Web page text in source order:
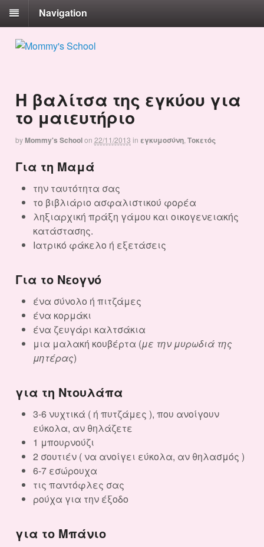
Navigation
Η βαλίτσα της εγκύου για
το μαιευτήριο
byMommy's Schoolon 22/11/2013 in εγκυμοσύνη, Τοκετός
Για τη Μαμά
την ταυτότητα σας
το βιβλιάριο ασφαλιστικού φορέα
ληξιαρχική πράξη γάμου και οικογενειακής
κατάστασης.
Ιατρικό φάκελο ή εξετάσεις
Για το Νεογνό
ένα σύνολο ή πιτζάμες
ένα κορμάκι
ένα ζευγάρι καλτσάκια
μια μαλακή κουβέρτα (με την μυρωδιά της
μητέρας)
για τη Ντουλάπα
3-6 νυχτικά ( ή πυτζάμες ), που ανοίγουν
εύκολα, αν θηλάζετε
1 μπουρνούζι
2 σουτιέν ( να ανοίγει εύκολα, αν θηλασμός )
6-7 εσώρουχα
τις παντόφλες σας
ρούχα για την έξοδο
για το Μπάνιο